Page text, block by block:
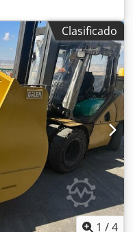
Rjkr Dientes
Clasificado
1 /4